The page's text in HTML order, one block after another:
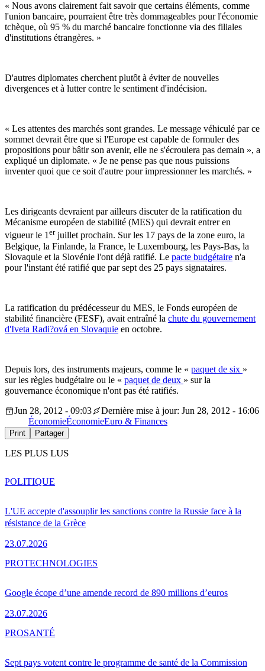
« Nous avons clairement fait savoir que certains éléments, comme
l'union bancaire, pourraient être très dommageables pour l'économie
tchèque, où 95 % du marché bancaire fonctionne via des filiales
d'institutions étrangères. »
D'autres diplomates cherchent plutôt à éviter de nouvelles
divergences et à lutter contre le sentiment d'indécision.
« Les attentes des marchés sont grandes. Le message véhiculé par ce
sommet devrait être que si l'Europe est capable de formuler des
propositions pour bâtir son avenir, elle ne s'écroulera pas demain », a
expliqué un diplomate. « Je ne pense pas que nous puissions
inventer quoi que ce soit d'autre pour impressionner les marchés. »
Les dirigeants devraient par ailleurs discuter de la ratification du
Mécanisme européen de stabilité (MES) qui devrait entrer en
vigueur le 1erjuillet prochain. Sur les 17 pays de la zone euro, la
Belgique, la Finlande, la France, le Luxembourg, les Pays-Bas, la
Slovaquie et la Slovénie l'ont déjà ratifié. Le pacte budgétaire n'a
pour l'instant été ratifié que par sept des 25 pays signataires.
La ratification du prédécesseur du MES, le Fonds européen de
stabilité financière (FESF), avait entraîné la chute du gouvernement
d'Iveta Radi?ová en Slovaquie en octobre.
Depuis lors, des instruments majeurs, comme le « paquet de six »
sur les règles budgétaire ou le « paquet de deux » sur la
gouvernance économique n'ont pas été ratifiés.
Jun 28, 2012 - 09:03
Dernière mise à jour: Jun 28, 2012 - 16:06
ÉconomieÉconomieEuro & Finances
Print Partager
LES PLUS LUS
L'UE accepte d'assouplir les sanctions contre la Russie face à la
résistance de la Grèce
23.07.2026
POLITIQUE
Google écope d’une amende record de 890 millions d’euros
23.07.2026
PROTECHNOLOGIES
Sept pays votent contre le programme de santé de la Commission
PROSANTÉ